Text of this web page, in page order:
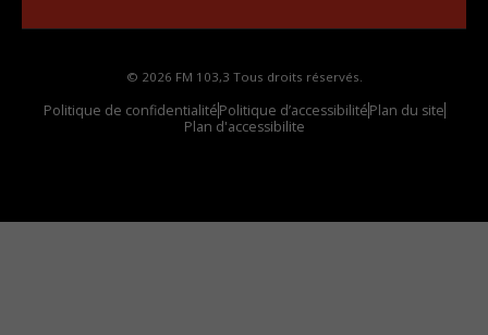
© 2026 FM 103,3 Tous droits réservés.
Politique de confidentialitéPolitique d’accessibilitéPlan du site
Plan d'accessibilite